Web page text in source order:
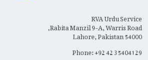
RVA Urdu Service
Rabita Manzil 9-A, Warris Road,
Lahore, Pakistan 54000
Phone: +92 42 35404129